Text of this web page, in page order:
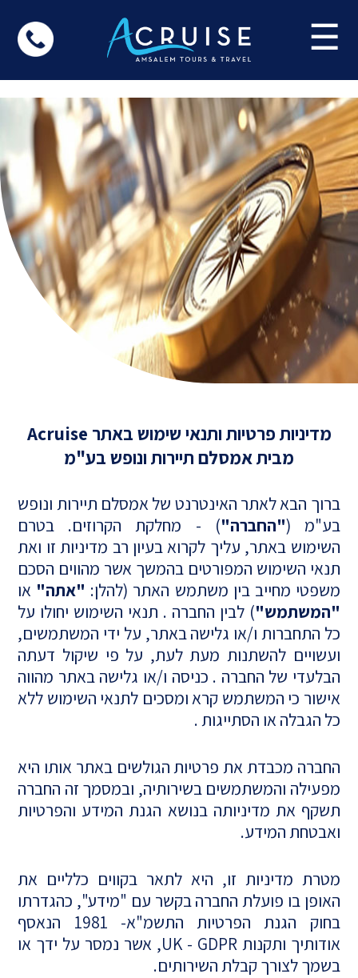
☰
מדיניות פרטיות ותנאי שימוש באתר Acruise
מבית אמסלם תיירות ונופש בע"מ
ברוך הבא לאתר האינטרנט של אמסלם תיירות ונופש
בע"מ ("החברה") - מחלקת הקרוזים. בטרם
השימוש באתר, עליך לקרוא בעיון רב מדיניות זו ואת
תנאי השימוש המפורטים בהמשך אשר מהווים הסכם
משפטי מחייב בין משתמש האתר (להלן: "אתה" או
"המשתמש") לבין החברה . תנאי השימוש יחולו על
כל התחברות ו/או גלישה באתר, על ידי המשתמשים,
ועשויים להשתנות מעת לעת, על פי שיקול דעתה
הבלעדי של החברה . כניסה ו/או גלישה באתר מהווה
אישור כי המשתמש קרא ומסכים לתנאי השימוש ללא
כל הגבלה או הסתייגות .
החברה מכבדת את פרטיות הגולשים באתר אותו היא
מפעילה והמשתמשים בשירותיה, ובמסמך זה החברה
תשקף את מדיניותה בנושא הגנת המידע והפרטיות
ואבטחת המידע.
מטרת מדיניות זו, היא לתאר בקווים כלליים את
האופן בו פועלת החברה בקשר עם "מידע", כהגדרתו
בחוק הגנת הפרטיות התשמ"א- 1981 הנאסף
אודותיך ותקנות UK - GDPR, אשר נמסר על ידך או
בשמך לצורך קבלת השירותים.